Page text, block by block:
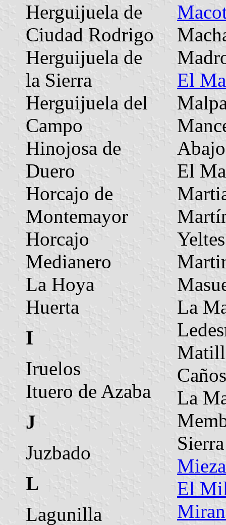
Herguijuela de
Ciudad Rodrigo
Herguijuela de
la Sierra
Herguijuela del
Campo
Hinojosa de
Duero
Horcajo de
Montemayor
Horcajo
Medianero
La Hoya
Huerta
I
Iruelos
Ituero de Azaba
J
Juzbado
L
Lagunilla
El
Abajo
El
Yeltes
La
La
Sierra
Mieza
El